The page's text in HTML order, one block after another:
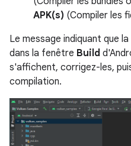
APK(s) (Compiler les
Le message indiquant que
dans la fenêtre Build
s'affichent, corrigez-les,
compilation.